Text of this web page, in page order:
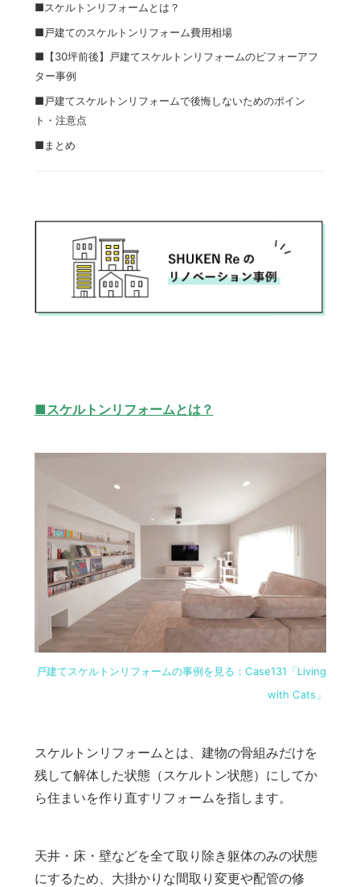
■スケルトンリフォームとは？
■戸建てのスケルトンリフォーム費用相場
■【30坪前後】戸建てスケルトンリフォームのビフォーアフ
ター事例
■戸建てスケルトンリフォームで後悔しないためのポイン
ト・注意点
■まとめ
■スケルトンリフォームとは？
戸建てスケルトンリフォームの事例を見る：Case131「Living
with Cats」
スケルトンリフォームとは、建物の骨組みだけを
残して解体した状態（スケルトン状態）にしてか
ら住まいを作り直すリフォームを指します。
天井・床・壁などを全て取り除き躯体のみの状態
にするため、大掛かりな間取り変更や配管の修